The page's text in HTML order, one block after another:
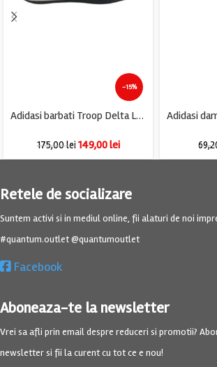
-15%
Adidasi barbati Troop Delta Low, imitatie de piele, alb negru
175,00lei 149,00lei
Retele de socializare
Suntem activi si in mediul online, fii alaturi de noi
#quantum.outlet @quantumoutlet
Facebook
Aboneaza-te la newsletter
Vrei sa afli prin email despre reduceri si promotii?
newsletter si fii la curent cu tot ce e nou!